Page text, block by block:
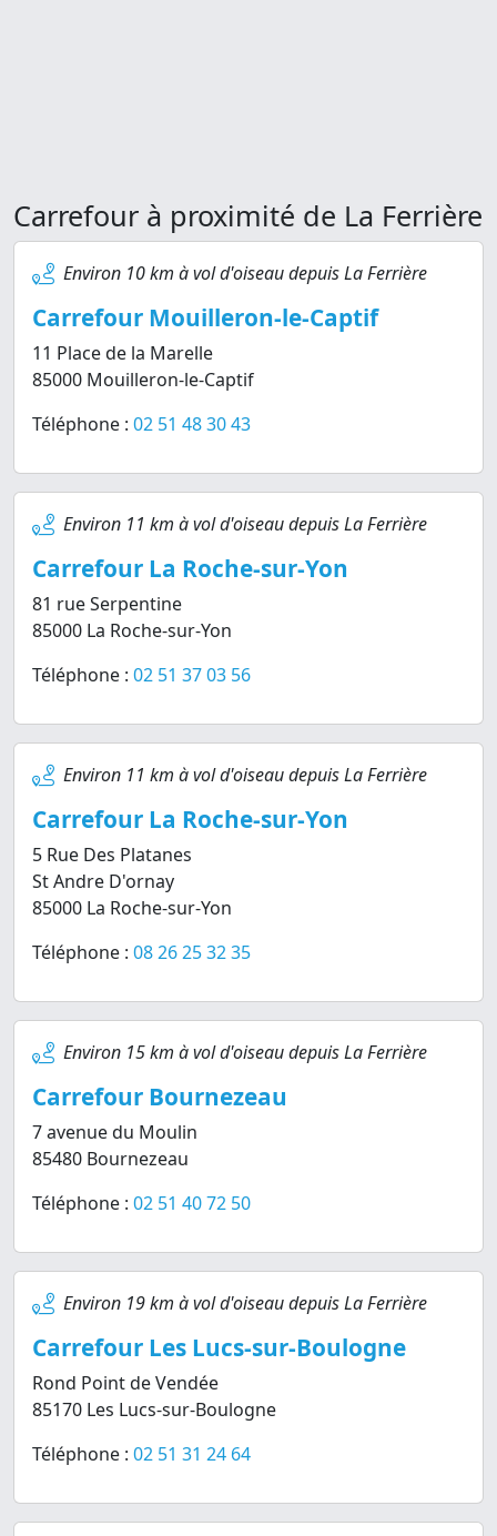
Carrefour à proximité de La Ferrière
Environ 10 km à vol d'oiseau depuis La Ferrière
Carrefour Mouilleron-le-Captif
11 Place de la Marelle
85000 Mouilleron-le-Captif
Téléphone : 02 51 48 30 43
Environ 11 km à vol d'oiseau depuis La Ferrière
Carrefour La Roche-sur-Yon
81 rue Serpentine
85000 La Roche-sur-Yon
Téléphone : 02 51 37 03 56
Environ 11 km à vol d'oiseau depuis La Ferrière
Carrefour La Roche-sur-Yon
5 Rue Des Platanes
St Andre D'ornay
85000 La Roche-sur-Yon
Téléphone : 08 26 25 32 35
Environ 15 km à vol d'oiseau depuis La Ferrière
Carrefour Bournezeau
7 avenue du Moulin
85480 Bournezeau
Téléphone : 02 51 40 72 50
Environ 19 km à vol d'oiseau depuis La Ferrière
Carrefour Les Lucs-sur-Boulogne
Rond Point de Vendée
85170 Les Lucs-sur-Boulogne
Téléphone : 02 51 31 24 64